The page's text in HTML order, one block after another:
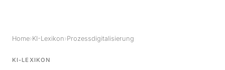
Home›KI-Lexikon›Prozessdigitalisierung
KI-LEXIKON